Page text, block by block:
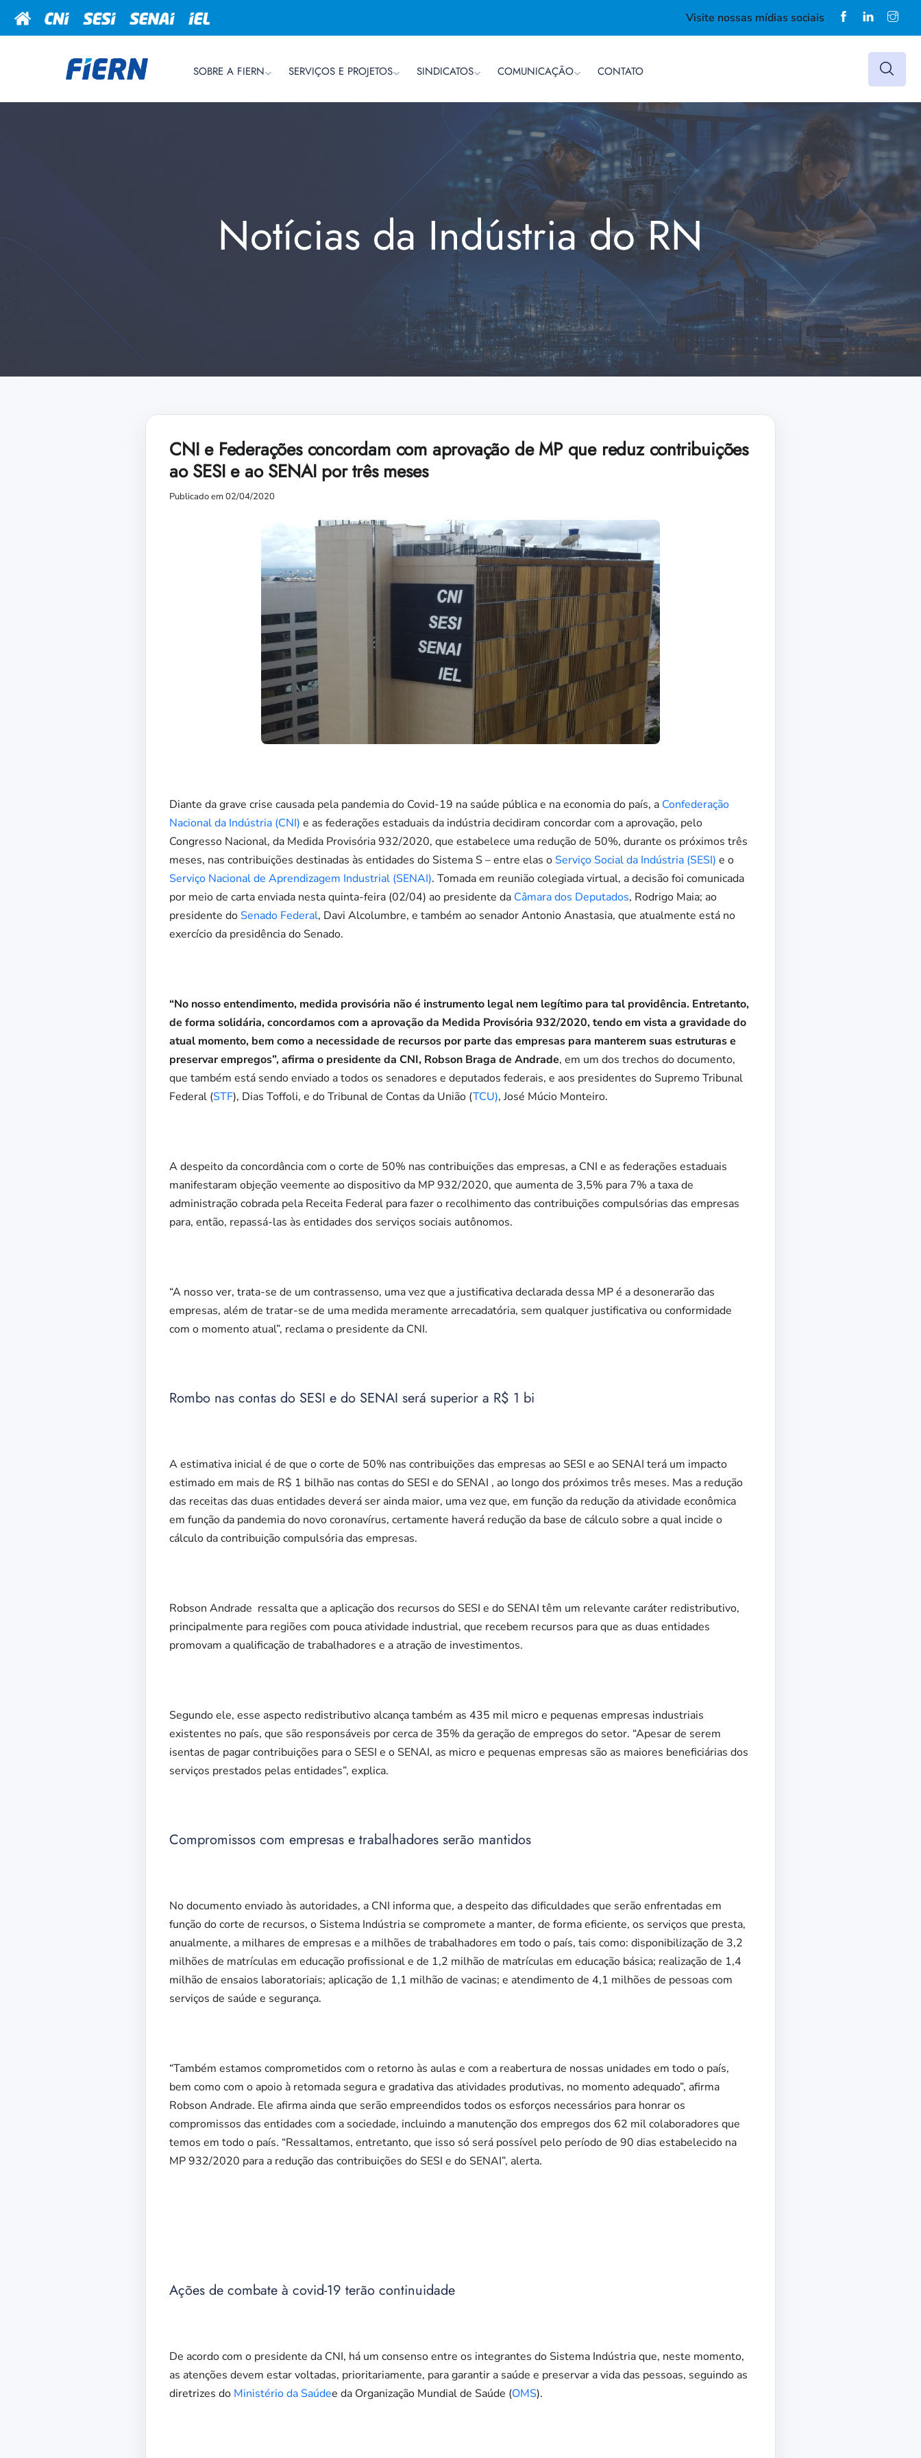
Visite nossas mídias sociais
SOBRE A FIERN SERVIÇOS E PROJETOS SINDICATOS COMUNICAÇÃO CONTATO
Notícias da Indústria do RN
CNI e Federações concordam com aprovação de MP que reduz contribuições
ao SESI e ao SENAI por três meses
Publicado em 02/04/2020
Diante da grave crise causada pela pandemia do Covid-19 na saúde pública e na economia do país, a Confederação
Nacional da Indústria (CNI) e as federações estaduais da indústria decidiram concordar com a aprovação, pelo
Congresso Nacional, da Medida Provisória 932/2020, que estabelece uma redução de 50%, durante os próximos três
meses, nas contribuições destinadas às entidades do Sistema S – entre elas o Serviço Social da Indústria (SESI) e o
Serviço Nacional de Aprendizagem Industrial (SENAI). Tomada em reunião colegiada virtual, a decisão foi comunicada
por meio de carta enviada nesta quinta-feira (02/04) ao presidente da Câmara dos Deputados, Rodrigo Maia; ao
presidente do Senado Federal, Davi Alcolumbre, e também ao senador Antonio Anastasia, que atualmente está no
exercício da presidência do Senado.
“No nosso entendimento, medida provisória não é instrumento legal nem legítimo para tal providência. Entretanto,
de forma solidária, concordamos com a aprovação da Medida Provisória 932/2020, tendo em vista a gravidade do
atual momento, bem como a necessidade de recursos por parte das empresas para manterem suas estruturas e
preservar empregos”, afirma o presidente da CNI, Robson Braga de Andrade, em um dos trechos do documento,
que também está sendo enviado a todos os senadores e deputados federais, e aos presidentes do Supremo Tribunal
Federal (STF), Dias Toffoli, e do Tribunal de Contas da União (TCU), José Múcio Monteiro.
A despeito da concordância com o corte de 50% nas contribuições das empresas, a CNI e as federações estaduais
manifestaram objeção veemente ao dispositivo da MP 932/2020, que aumenta de 3,5% para 7% a taxa de
administração cobrada pela Receita Federal para fazer o recolhimento das contribuições compulsórias das empresas
para, então, repassá-las às entidades dos serviços sociais autônomos.
“A nosso ver, trata-se de um contrassenso, uma vez que a justificativa declarada dessa MP é a desonerarão das
empresas, além de tratar-se de uma medida meramente arrecadatória, sem qualquer justificativa ou conformidade
com o momento atual”, reclama o presidente da CNI.
Rombo nas contas do SESI e do SENAI será superior a R$ 1 bi
A estimativa inicial é de que o corte de 50% nas contribuições das empresas ao SESI e ao SENAI terá um impacto
estimado em mais de R$ 1 bilhão nas contas do SESI e do SENAI , ao longo dos próximos três meses. Mas a redução
das receitas das duas entidades deverá ser ainda maior, uma vez que, em função da redução da atividade econômica
em função da pandemia do novo coronavírus, certamente haverá redução da base de cálculo sobre a qual incide o
cálculo da contribuição compulsória das empresas.
Robson Andrade ressalta que a aplicação dos recursos do SESI e do SENAI têm um relevante caráter redistributivo,
principalmente para regiões com pouca atividade industrial, que recebem recursos para que as duas entidades
promovam a qualificação de trabalhadores e a atração de investimentos.
Segundo ele, esse aspecto redistributivo alcança também as 435 mil micro e pequenas empresas industriais
existentes no país, que são responsáveis por cerca de 35% da geração de empregos do setor. “Apesar de serem
isentas de pagar contribuições para o SESI e o SENAI, as micro e pequenas empresas são as maiores beneficiárias dos
serviços prestados pelas entidades”, explica.
Compromissos com empresas e trabalhadores serão mantidos
No documento enviado às autoridades, a CNI informa que, a despeito das dificuldades que serão enfrentadas em
função do corte de recursos, o Sistema Indústria se compromete a manter, de forma eficiente, os serviços que presta,
anualmente, a milhares de empresas e a milhões de trabalhadores em todo o país, tais como: disponibilização de 3,2
milhões de matrículas em educação profissional e de 1,2 milhão de matrículas em educação básica; realização de 1,4
milhão de ensaios laboratoriais; aplicação de 1,1 milhão de vacinas; e atendimento de 4,1 milhões de pessoas com
serviços de saúde e segurança.
“Também estamos comprometidos com o retorno às aulas e com a reabertura de nossas unidades em todo o país,
bem como com o apoio à retomada segura e gradativa das atividades produtivas, no momento adequado”, afirma
Robson Andrade. Ele afirma ainda que serão empreendidos todos os esforços necessários para honrar os
compromissos das entidades com a sociedade, incluindo a manutenção dos empregos dos 62 mil colaboradores que
temos em todo o país. “Ressaltamos, entretanto, que isso só será possível pelo período de 90 dias estabelecido na
MP 932/2020 para a redução das contribuições do SESI e do SENAI”, alerta.
Ações de combate à covid-19 terão continuidade
De acordo com o presidente da CNI, há um consenso entre os integrantes do Sistema Indústria que, neste momento,
as atenções devem estar voltadas, prioritariamente, para garantir a saúde e preservar a vida das pessoas, seguindo as
diretrizes do Ministério da Saúdee da Organização Mundial de Saúde (OMS).